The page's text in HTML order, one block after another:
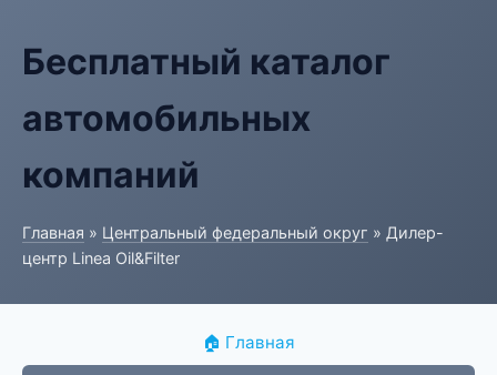
Бесплатный каталог
автомобильных
компаний
Главная » Центральный федеральный округ » Дилер-
центр Linea Oil&Filter
🏠 Главная